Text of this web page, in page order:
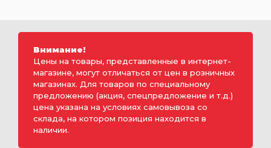
Внимание!
Цены на товары, представленные в интернет-
магазине, могут отличаться от цен в розничных
магазинах. Для товаров по специальному
предложению (акция, спецпредложение и т.д.)
цена указана на условиях самовывоза со
склада, на котором позиция находится в
наличии.